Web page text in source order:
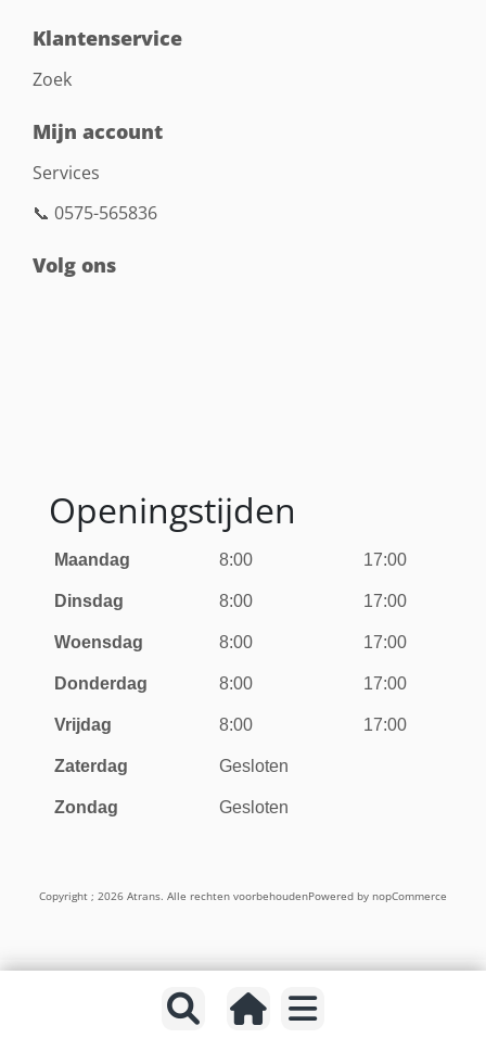
Klantenservice
Zoek
Mijn account
Services
📞 0575-565836
Volg ons
Openingstijden
Maandag 8:00 17:00
Dinsdag 8:00 17:00
Woensdag 8:00 17:00
Donderdag 8:00 17:00
Vrijdag 8:00 17:00
Zaterdag Gesloten
Zondag Gesloten
Copyright ; 2026 Atrans. Alle rechten voorbehoudenPowered by nopCommerce